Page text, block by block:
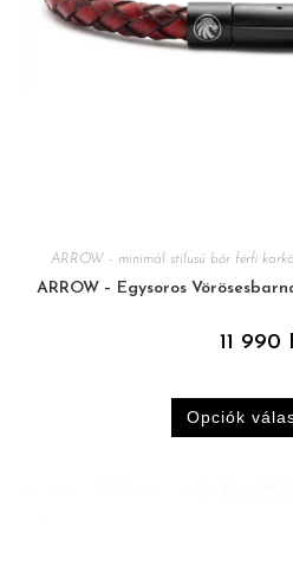
ARROW - minimál stílusú bőr férfi
ARROW – Egysoros
11 990
Opciók